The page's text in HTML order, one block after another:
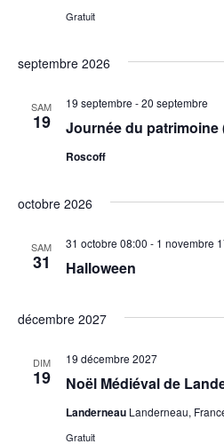
Gratuit
septembre 2026
SAM
19 Journée du patrimoine
19 septembre -20 septembre
Roscoff
octobre 2026
SAM
31 Halloween
31 octobre 08:00 - 1 novembre
décembre 2027
DIM
19 Noël Médiéval de
19 décembre 2027
Landerneau Landerneau,
Gratuit